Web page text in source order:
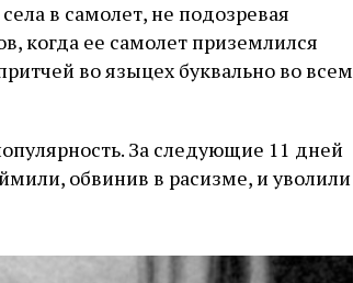
в самолет, не подозревая
когда ее самолет приземлился
во языцех буквально во всем
За следующие 11 дней
обвинив в расизме, и уволили